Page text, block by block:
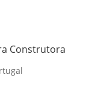
Construtora